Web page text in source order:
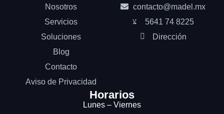
Nosotros
Servicios
Soluciones
Blog
Contacto
Aviso de Privacidad
contacto@madel.mx
5641 74 8225
Dirección
Horarios
Lunes – Viernes